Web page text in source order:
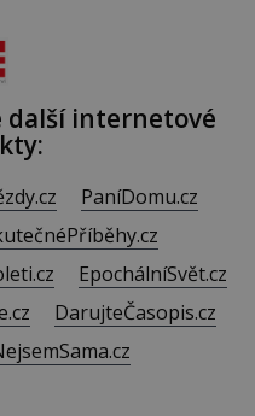
další internetové
PaníDomu.cz
EpochálníSvět.cz
DarujteČasopis.cz